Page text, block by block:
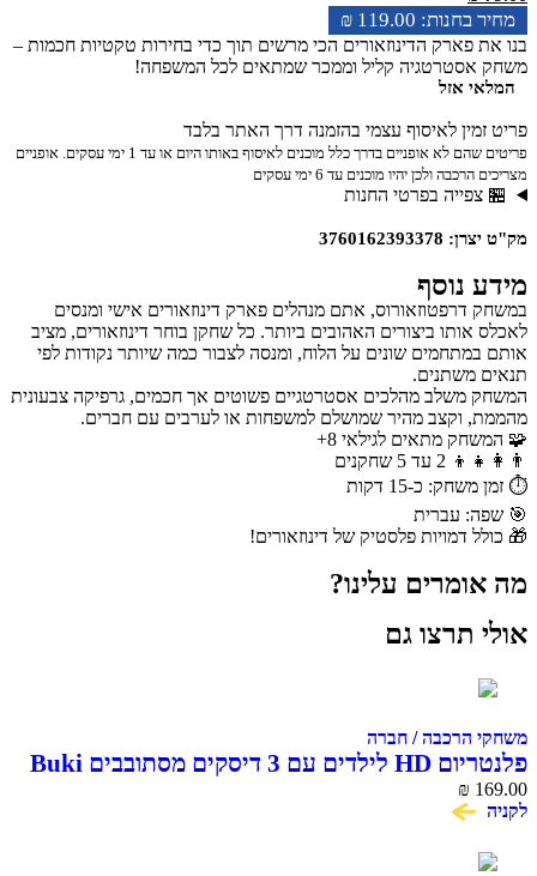
₪ 119.00
הדינוזאורים הכי מרשים תוך כדי בחירות טקטיות חכמות –
קליל וממכר שמתאים לכל המשפחה!
אזל
לאיסוף עצמי בהזמנה דרך האתר בלבד
פריטים שהם לא אופניים בדרך כלל מוכנים לאיסוף באותו היום או עד 1 ימי עסקים. אופניים
ולכן יהיו מוכנים עד 6 ימי עסקים
בפרטי החנות
אתם מנהלים פארק דינוזאורים אישי ומנסים
ביצורים האהובים ביותר. כל שחקן בוחר דינוזאורים, מציב
שונים על הלוח, ומנסה לצבור כמה שיותר נקודות לפי
מהלכים אסטרטגיים פשוטים אך חכמים, גרפיקה צבעונית
וקצב מהיר שמושלם למשפחות או לערבים עם חברים.
מתאים לגילאי 8+
כ-15 דקות
עברית
דמויות פלסטיק של דינוזאורים!
עלינו?
גם
/ חברה
פלנטריום HD לילדים עם 3 דיסקים מסתובבים Buki
₪